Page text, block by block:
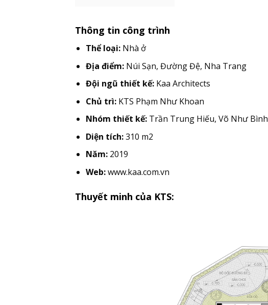
Thông tin công trình
Thể loại:Nhà ở
Địa điểm: Núi Sạn, Đường Đệ, Nha Trang
Đội ngũ thiết kế:Kaa Architects
Chủ trì: KTS Phạm Như Khoan
Nhóm thiết kế:Trần Trung Hiếu, Võ Như Bình
Diện tích:310 m2
Năm:2019
Web:www.kaa.com.vn
Thuyết minh của KTS: